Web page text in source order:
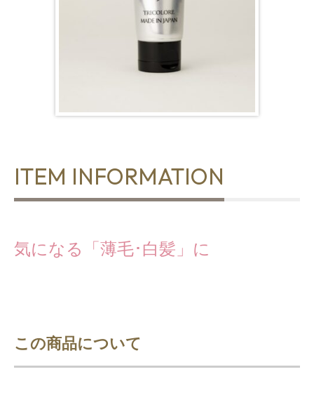
ITEM INFORMATION
気になる「薄毛･白髪」に
この商品について